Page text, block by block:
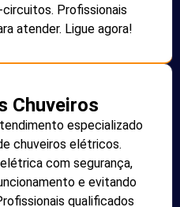
Profissionais
atender. Ligue agora!
Chuveiros
especializado
chuveiros elétricos.
com segurança,
e evitando
qualificados